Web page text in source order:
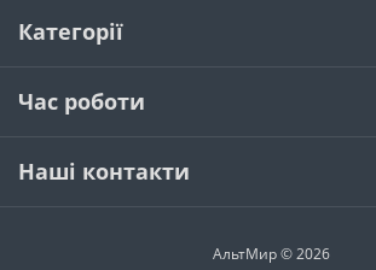
Категорії
Час роботи
Наші контакти
АльтМир © 2026